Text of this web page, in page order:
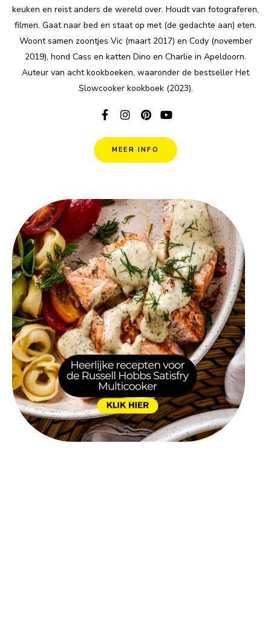
keuken en reist anders de wereld over. Houdt van fotograferen,
filmen. Gaat naar bed en staat op met (de gedachte aan) eten.
Woont samen zoontjes Vic (maart 2017) en Cody (november
2019), hond Cass en katten Dino en Charlie in Apeldoorn.
Auteur van acht kookboeken, waaronder de bestseller Het
Slowcooker kookboek (2023).
MEER INFO